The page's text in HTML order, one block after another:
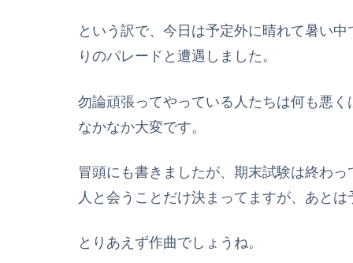
という訳で、今日は予定外に晴れて暑い
りのパレードと遭遇しました。
勿論頑張ってやっている人たちは何も悪
なかなか大変です。
冒頭にも書きましたが、期末試験は終わ
人と会うことだけ決まってますが、あと
とりあえず作曲でしょうね。